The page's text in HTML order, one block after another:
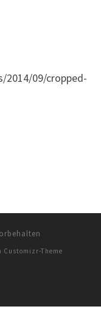
09/cropped-
Customizr-Theme